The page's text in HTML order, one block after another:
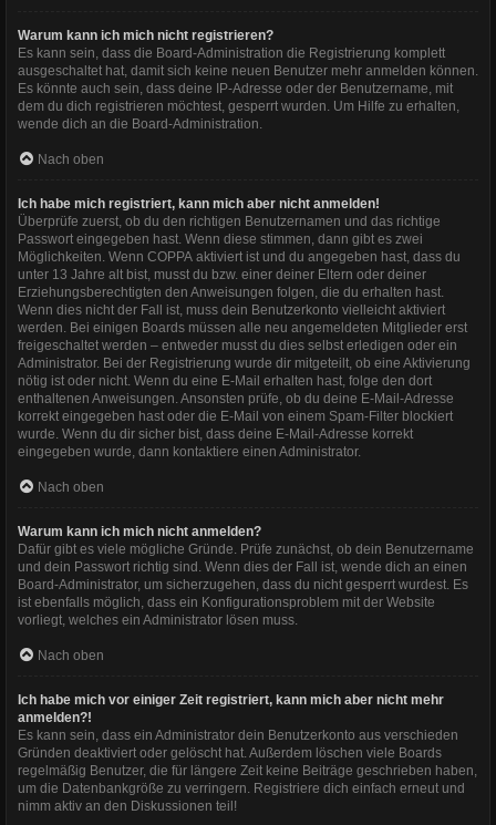
Warum kann ich mich nicht registrieren?
Es kann sein, dass die Board-Administration die Registrierung komplett
ausgeschaltet hat, damit sich keine neuen Benutzer mehr anmelden können.
Es könnte auch sein, dass deine IP-Adresse oder der Benutzername, mit
dem du dich registrieren möchtest, gesperrt wurden. Um Hilfe zu erhalten,
wende dich an die Board-Administration.
Nach oben
Ich habe mich registriert, kann mich aber nicht anmelden!
Überprüfe zuerst, ob du den richtigen Benutzernamen und das richtige
Passwort eingegeben hast. Wenn diese stimmen, dann gibt es zwei
Möglichkeiten. Wenn COPPA aktiviert ist und du angegeben hast, dass du
unter 13 Jahre alt bist, musst du bzw. einer deiner Eltern oder deiner
Erziehungsberechtigten den Anweisungen folgen, die du erhalten hast.
Wenn dies nicht der Fall ist, muss dein Benutzerkonto vielleicht aktiviert
werden. Bei einigen Boards müssen alle neu angemeldeten Mitglieder erst
freigeschaltet werden – entweder musst du dies selbst erledigen oder ein
Administrator. Bei der Registrierung wurde dir mitgeteilt, ob eine Aktivierung
nötig ist oder nicht. Wenn du eine E-Mail erhalten hast, folge den dort
enthaltenen Anweisungen. Ansonsten prüfe, ob du deine E-Mail-Adresse
korrekt eingegeben hast oder die E-Mail von einem Spam-Filter blockiert
wurde. Wenn du dir sicher bist, dass deine E-Mail-Adresse korrekt
eingegeben wurde, dann kontaktiere einen Administrator.
Nach oben
Warum kann ich mich nicht anmelden?
Dafür gibt es viele mögliche Gründe. Prüfe zunächst, ob dein Benutzername
und dein Passwort richtig sind. Wenn dies der Fall ist, wende dich an einen
Board-Administrator, um sicherzugehen, dass du nicht gesperrt wurdest. Es
ist ebenfalls möglich, dass ein Konfigurationsproblem mit der Website
vorliegt, welches ein Administrator lösen muss.
Nach oben
Ich habe mich vor einiger Zeit registriert, kann mich aber nicht mehr
anmelden?!
Es kann sein, dass ein Administrator dein Benutzerkonto aus verschieden
Gründen deaktiviert oder gelöscht hat. Außerdem löschen viele Boards
regelmäßig Benutzer, die für längere Zeit keine Beiträge geschrieben haben,
um die Datenbankgröße zu verringern. Registriere dich einfach erneut und
nimm aktiv an den Diskussionen teil!